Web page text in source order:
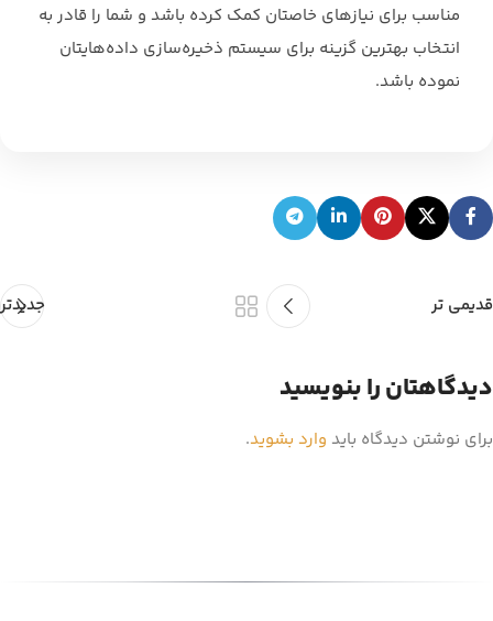
مناسب برای نیازهای خاصتان کمک کرده باشد و شما را قادر به
انتخاب ‏بهترین گزینه برای سیستم ذخیره‌سازی داده‌هایتان
نموده باشد.‏
جدیدتر قدیمی تر
دیدگاهتان را بنویسید
برای نوشتن دیدگاه باید وارد بشوید.